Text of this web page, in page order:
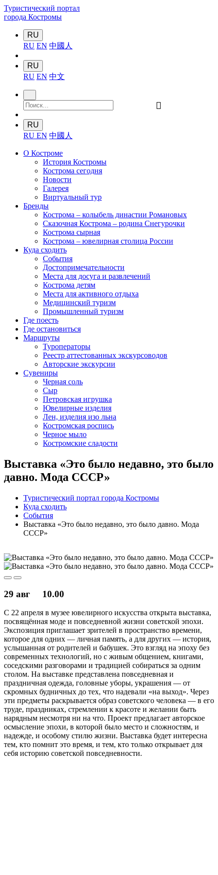
Туристический портал
города Костромы
RU
RU EN 中國人
RU
RU EN 中文
󰍉
RU
RU EN 中國人
О Костроме
История Костромы
Кострома сегодня
Новости
Галерея
Виртуальный тур
Бренды
Кострома – колыбель династии Романовых
Сказочная Кострома – родина Снегурочки
Кострома сырная
Кострома – ювелирная столица России
Куда сходить
События
Достопримечательности
Места для досуга и развлечений
Кострома детям
Места для активного отдыха
Медицинский туризм
Промышленный туризм
Где поесть
Где остановиться
Маршруты
Туроператоры
Реестр аттестованных экскурсоводов
Авторские экскурсии
Сувениры
Черная соль
Сыр
Петровская игрушка
Ювелирные изделия
Лен, изделия изо льна
Костромская роспись
Черное мыло
Костромские сладости
Выставка «Это было недавно, это было
давно. Мода СССР»
Туристический портал города Костромы
Куда сходить
События
Выставка «Это было недавно, это было давно. Мода
СССР»
29 авг 10.00
С 22 апреля в музее ювелирного искусства открыта выставка,
посвящённая моде и повседневной жизни советской эпохи.
Экспозиция приглашает зрителей в пространство времени,
которое для одних — личная память, а для других — история,
услышанная от родителей и бабушек. Это взгляд на эпоху без
современных технологий, но с живым общением, книгами,
соседскими разговорами и традицией собираться за одним
столом. На выставке представлена повседневная и
праздничная одежда, головные уборы, украшения — от
скромных будничных до тех, что надевали «на выход». Через
эти предметы раскрывается образ советского человека — в его
труде, праздниках, стремлении к красоте и желании быть
нарядным несмотря ни на что. Проект предлагает авторское
осмысление эпохи, в которой было место и сложностям, и
надежде, и особому стилю жизни. Выставка будет интересна
тем, кто помнит это время, и тем, кто только открывает для
себя историю советской повседневности.